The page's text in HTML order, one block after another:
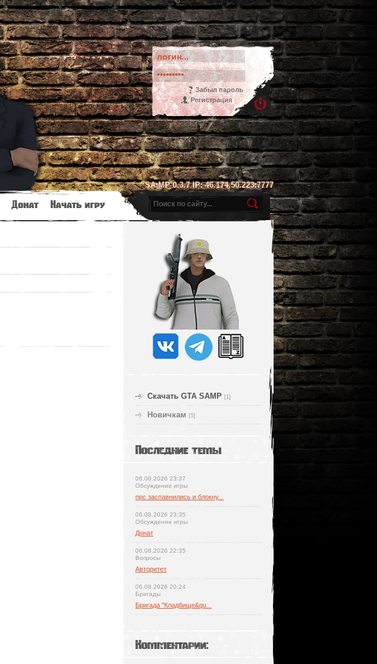
Забыл пароль
Регистрация
SA:MP 0.3.7 IP: 46.174.50.223:7777
Донат Начать игру
Скачать GTA SAMP [1]
Новичкам [5]
Последние темы
06.08.2026 23:37
Обсуждение игры
npc заспавнились и блокну...
06.08.2026 23:35
Обсуждение игры
Донат
06.08.2026 22:35
Вопросы
Авторитет
06.08.2026 20:24
Бригады
Бригада "Кладбище&qu...
Комментарии: